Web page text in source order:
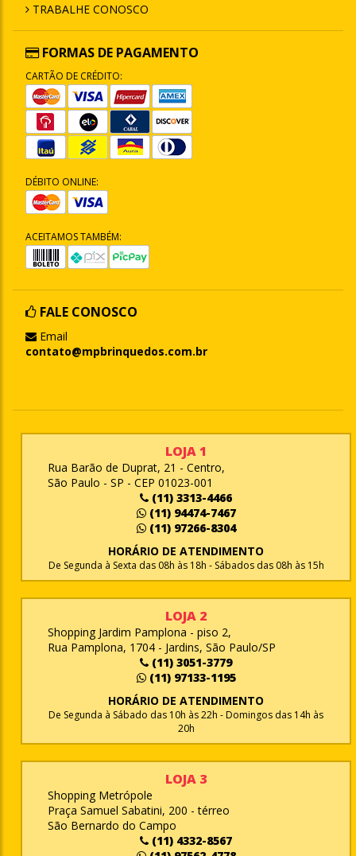
TRABALHE CONOSCO
FORMAS DE PAGAMENTO
CARTÃO DE CRÉDITO:
DÉBITO ONLINE:
ACEITAMOS TAMBÉM:
FALE CONOSCO
Email
contato@mpbrinquedos.com.br
LOJA 1
Rua Barão de Duprat, 21 - Centro,
São Paulo - SP - CEP 01023-001
(11) 3313-4466
(11) 94474-7467
(11) 97266-8304
HORÁRIO DE ATENDIMENTO
De Segunda à Sexta das 08h às 18h - Sábados das 08h às 15h
LOJA 2
Shopping Jardim Pamplona - piso 2,
Rua Pamplona, 1704 - Jardins, São Paulo/SP
(11) 3051-3779
(11) 97133-1195
HORÁRIO DE ATENDIMENTO
De Segunda à Sábado das 10h às 22h - Domingos das 14h às
20h
LOJA 3
Shopping Metrópole
Praça Samuel Sabatini, 200 - térreo
São Bernardo do Campo
(11) 4332-8567